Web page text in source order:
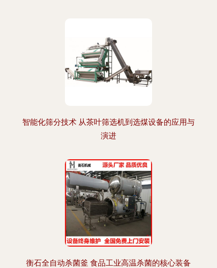
智能化筛分技术 从茶叶筛选机到选煤设备的应用与
演进
衡石全自动杀菌釜 食品工业高温杀菌的核心装备